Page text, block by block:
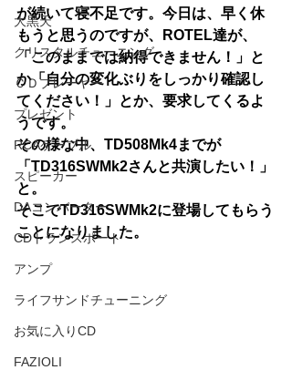
大黒天
クリスタルチューニング
ＣＤプレーヤー
プレゼント
RCAケーブル
スピーカー
DAコンバーター
CDトランスポート
アンプ
ライフサンドチューニング
お気に入りCD
FAZIOLI
が続いて寝不足です。今日は、早く休
もうと思うのですが、ROTEL達が、
「このままでは納得できません！」と
か「自分の変化ぶりをしっかり確認し
てください！」とか、要求してくるよ
うです。
その様な中、TD508Mk4までが
「TD316SWMk2さんと共演したい！」
と。
そこでTD316SWMk2に登場してもらう
ことになりました。